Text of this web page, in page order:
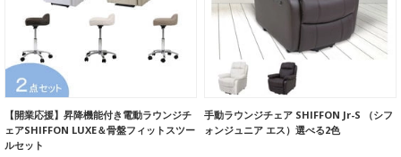
【開業応援】昇降機能付き電動ラウンジチ
ェアSHIFFON LUXE＆骨盤フィットスツー
ルセット
手動ラウンジチェア SHIFFON Jr-S （シフ
ォンジュニア エス）選べる2色